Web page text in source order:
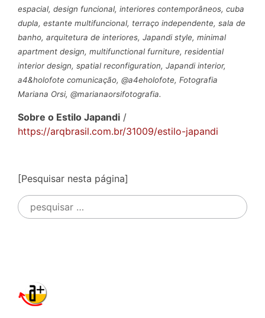
espacial, design funcional, interiores contemporâneos, cuba
dupla, estante multifuncional, terraço independente, sala de
banho, arquitetura de interiores, Japandi style, minimal
apartment design, multifunctional furniture, residential
interior design, spatial reconfiguration, Japandi interior,
a4&holofote comunicação, @a4eholofote, Fotografia
Mariana Orsi, @marianaorsifotografia.
Sobre o Estilo Japandi /
https://arqbrasil.com.br/31009/estilo-japandi
[Pesquisar nesta página]
Pesquisar
por: